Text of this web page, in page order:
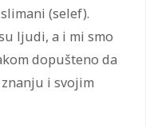
(selef).
ljudi, a i mi smo
dopušteno da
znanju i svojim